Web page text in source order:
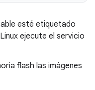
esté etiquetado
ejecute el servicio
flash las imágenes